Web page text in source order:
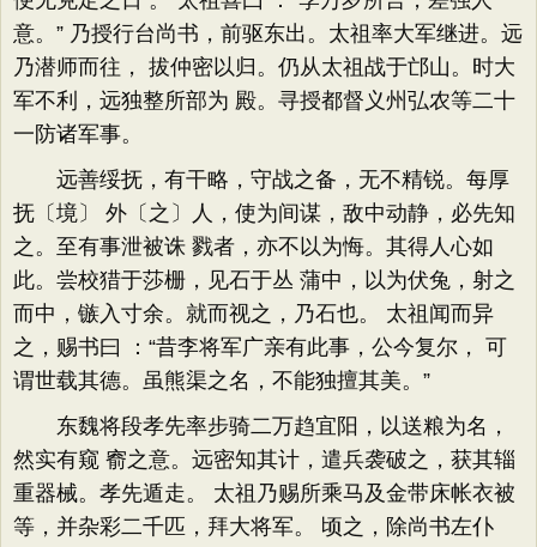
意。” 乃授行台尚书，前驱东出。太祖率大军继进。远
乃潜师而往， 拔仲密以归。仍从太祖战于邙山。时大
军不利，远独整所部为 殿。寻授都督义州弘农等二十
一防诸军事。
远善绥抚，有干略，守战之备，无不精锐。每厚
抚〔境〕 外〔之〕人，使为间谋，敌中动静，必先知
之。至有事泄被诛 戮者，亦不以为悔。其得人心如
此。尝校猎于莎栅，见石于丛 蒲中，以为伏兔，射之
而中，镞入寸余。就而视之，乃石也。 太祖闻而异
之，赐书曰 ：“昔李将军广亲有此事，公今复尔， 可
谓世载其德。虽熊渠之名，不能独擅其美。”
东魏将段孝先率步骑二万趋宜阳，以送粮为名，
然实有窥 窬之意。远密知其计，遣兵袭破之，获其辎
重器械。孝先遁走。 太祖乃赐所乘马及金带床帐衣被
等，并杂彩二千匹，拜大将军。 顷之，除尚书左仆